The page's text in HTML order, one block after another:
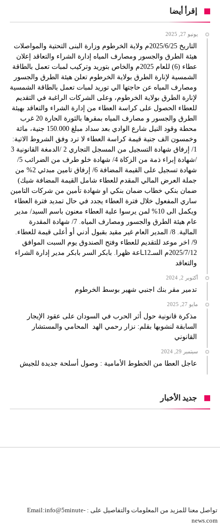
إقرأ أيضا
يونيو 27, 2025
التاريخ 2025/6/25م ولاية الخرطوم وزارة البنى التحتية والمواصلات
هيئة الطرق والجسور ومصارف المياه إدارة الشراء والتعاقد إعلان
عطاء (6) للعام 2025م والخاص بتوريد وتركيب لمبات تعمل بالطاقة
الشمسية لإنارة الطرق بولاية الخرطوم تعلن هيئة الطرق والجسور
ومصارف المياه عن حاجتها الي توريد لمبات تعمل بالطاقة الشمسية
لإنارة الطرق بولاية الخرطوم، وعلى الشركات الراغبة في التقديم
للعطاء الحصول على كراسة العطاء من إدارة الشراء والتعاقد بهيئة
الطرق والجسور و مصارف المياه بمقرها بالثورة الحارة 20 غرب
محطة وقود النيل شارع الوادي بعد سداد مبلغ 150.000 جنية، مائة
وخمسون الف جنية قيمة كراسة العطاء لا ترد وفق الشروط الاتية:
1/ إرفاق شهادة التسجيل من المسجل التجاري 2 /الدمغة القانونية 3
/شهادة إبراء ذمة من الزكاة 4/ شهادة خلو طرف من الضرائب 5/
شهادة تسجيل على القيمة المضافة 6/ إرفاق تامين مبدئي 2% من
جملة العرض المالي المقدم للعطاء شامل القيمة المضافة شيك)
ضمان بنكي خطاب ضمان بنكي او شهادة تأمين من شركات التامين
ساري المفعول خلال فترة العطاء يجدد في حال تمديد فترة العطاء
ويكمل الى 10% لمن يرسوا علية العطاء معنون باسم السيد/ مدير
عام هيئة الطرق والجسور ومصارف المياه. 7/ شهادة المقدرة
المالية. 8/ المدير العام غير مقيد بقبول أدني أو أعلى قيمة للعطاء.
9/ اخر موعد للتقديم للعطاء وفتح الصندوق يوم السبت الموافق
2025/7/12م السـ12ـاعة ظهرا. بابكر السر بابكر مدير إدارة الشراء
والتعاقد
أكتوبر 2, 2024
تدمير مقر بنك اجنبي شهير بوسط الخرطوم
مايو 27, 2025
مذكرة قانونية حول أثر الحرب في السودان على عقود الإيجار
السابقة لنشوبها بقلم: نزار رحمي الهد المحامي والمستشار
القانوني
سبتمبر 29, 2024
عاجل العطا من الخطوط الأمامية : وصول أسلحة جديدة للجيش
جديد الأخبار
تواصل معنا للمزيد من المعلومات والتفاصيل على : Email:info@5minute-
news.com